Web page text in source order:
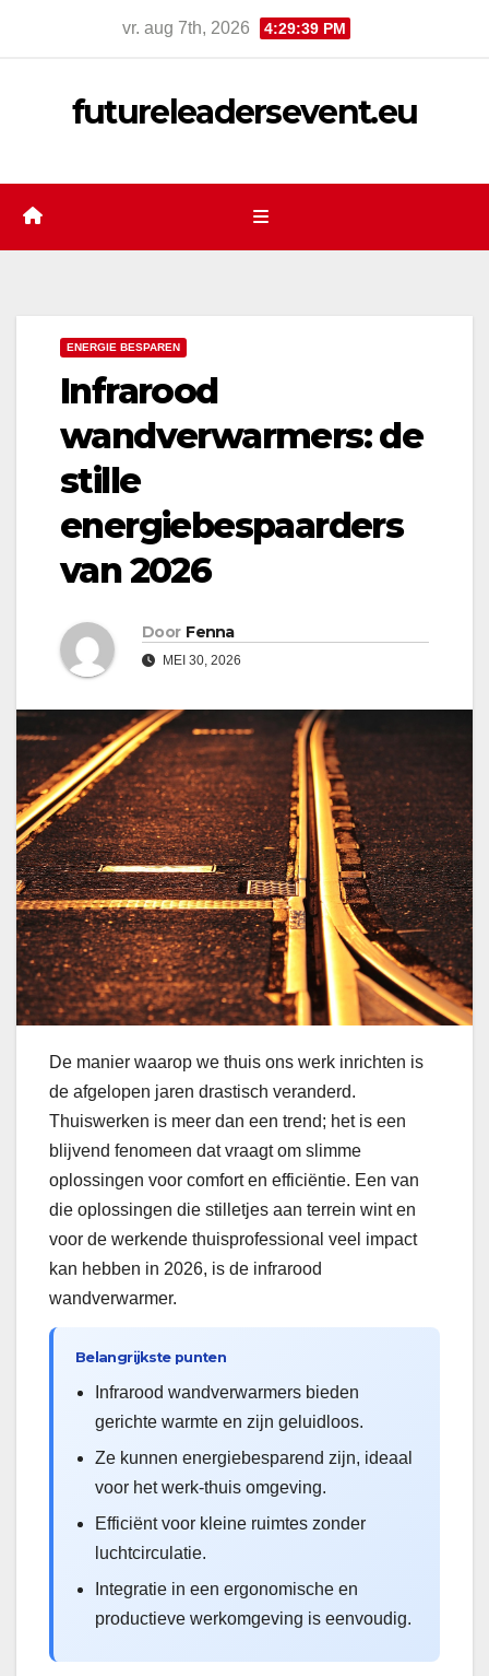
vr. aug 7th, 2026 4:29:40 PM
futureleadersevent.eu
ENERGIE BESPAREN
Infrarood
wandverwarmers: de
stille
energiebespaarders
van 2026
Door Fenna
MEI 30, 2026
De manier waarop we thuis ons werk inrichten is
de afgelopen jaren drastisch veranderd.
Thuiswerken is meer dan een trend; het is een
blijvend fenomeen dat vraagt om slimme
oplossingen voor comfort en efficiëntie. Een van
die oplossingen die stilletjes aan terrein wint en
voor de werkende thuisprofessional veel impact
kan hebben in 2026, is de infrarood
wandverwarmer.
Belangrijkste punten
Infrarood wandverwarmers bieden
gerichte warmte en zijn geluidloos.
Ze kunnen energiebesparend zijn, ideaal
voor het werk-thuis omgeving.
Efficiënt voor kleine ruimtes zonder
luchtcirculatie.
Integratie in een ergonomische en
productieve werkomgeving is eenvoudig.